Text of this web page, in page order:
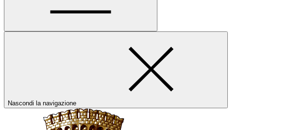
Nascondi la navigazione